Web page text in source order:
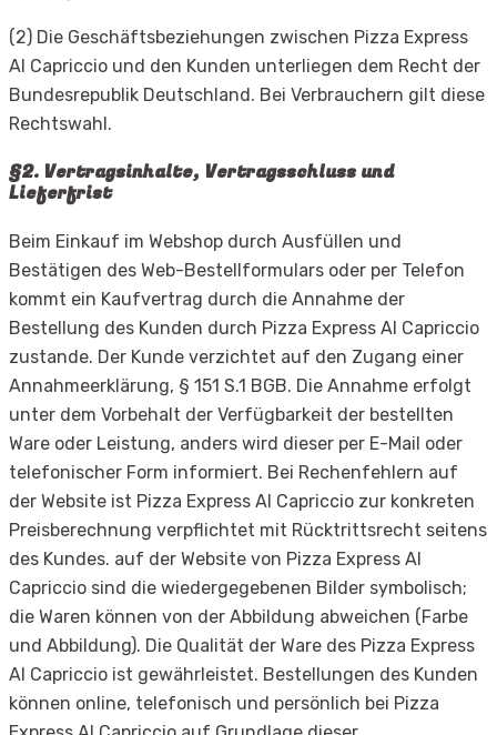
(2) Die Geschäftsbeziehungen zwischen Pizza Express
Al Capriccio und den Kunden unterliegen dem Recht der
Bundesrepublik Deutschland. Bei Verbrauchern gilt diese
Rechtswahl.
§2. Vertragsinhalte, Vertragsschluss und
Lieferfrist
Beim Einkauf im Webshop durch Ausfüllen und
Bestätigen des Web-Bestellformulars oder per Telefon
kommt ein Kaufvertrag durch die Annahme der
Bestellung des Kunden durch Pizza Express Al Capriccio
zustande. Der Kunde verzichtet auf den Zugang einer
Annahmeerklärung, § 151 S.1 BGB. Die Annahme erfolgt
unter dem Vorbehalt der Verfügbarkeit der bestellten
Ware oder Leistung, anders wird dieser per E-Mail oder
telefonischer Form informiert. Bei Rechenfehlern auf
der Website ist Pizza Express Al Capriccio zur konkreten
Preisberechnung verpflichtet mit Rücktrittsrecht seitens
des Kundes. auf der Website von Pizza Express Al
Capriccio sind die wiedergegebenen Bilder symbolisch;
die Waren können von der Abbildung abweichen (Farbe
und Abbildung). Die Qualität der Ware des Pizza Express
Al Capriccio ist gewährleistet. Bestellungen des Kunden
können online, telefonisch und persönlich bei Pizza